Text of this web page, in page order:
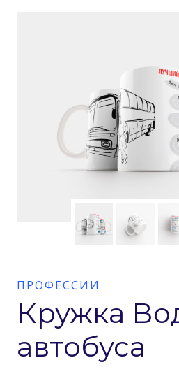
ПРОФЕССИИ
Кружка
автобуса